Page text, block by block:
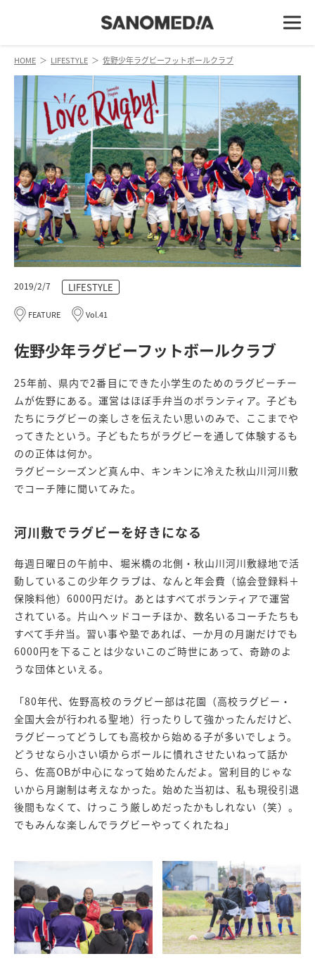
HOME ＞ LIFESTYLE ＞ 佐野少年ラグビーフットボールクラブ
佐野少年ラグビーフットボールクラブ
2019/2/7 LIFESTYLE
FEATURE Vol.41
25年前、県内で2番目にできた小学生のためのラグビーチー
ムが佐野にある。運営はほぼ手弁当のボランティア。子ども
たちにラグビーの楽しさを伝えたい思いのみで、ここまでや
ってきたという。子どもたちがラグビーを通して体験するも
のの正体は何か。
ラグビーシーズンど真ん中、キンキンに冷えた秋山川河川敷
でコーチ陣に聞いてみた。
河川敷でラグビーを好きになる
毎週日曜日の午前中、堀米橋の北側・秋山川河川敷緑地で活
動しているこの少年クラブは、なんと年会費（協会登録料＋
保険料他）6000円だけ。あとはすべてボランティアで運営
されている。片山ヘッドコーチほか、数名いるコーチたちも
すべて手弁当。習い事や塾であれば、一か月の月謝だけでも
6000円を下ることは少ないこのご時世にあって、奇跡のよ
うな団体といえる。
「80年代、佐野高校のラグビー部は花園（高校ラグビー・
全国大会が行われる聖地）行ったりして強かったんだけど、
ラグビーってどうしても高校から始める子が多いでしょう。
どうせなら小さい頃からボールに慣れさせたいねって話か
ら、佐高OBが中心になって始めたんだよ。営利目的じゃな
いから月謝制は考えなかった。始めた当初は、私も現役引退
後間もなくて、けっこう厳しめだったかもしれない（笑）。
でもみんな楽しんでラグビーやってくれたね」